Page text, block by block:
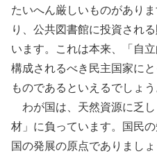
たいへん厳しいものがあり
り、公共図書館に投資され
います。これは本来、「自
構成されるべき民主国家に
ものであるといえるでしょう
わが国は、天然資源に乏し
材」に負っています。国民
国の発展の原点でありまし